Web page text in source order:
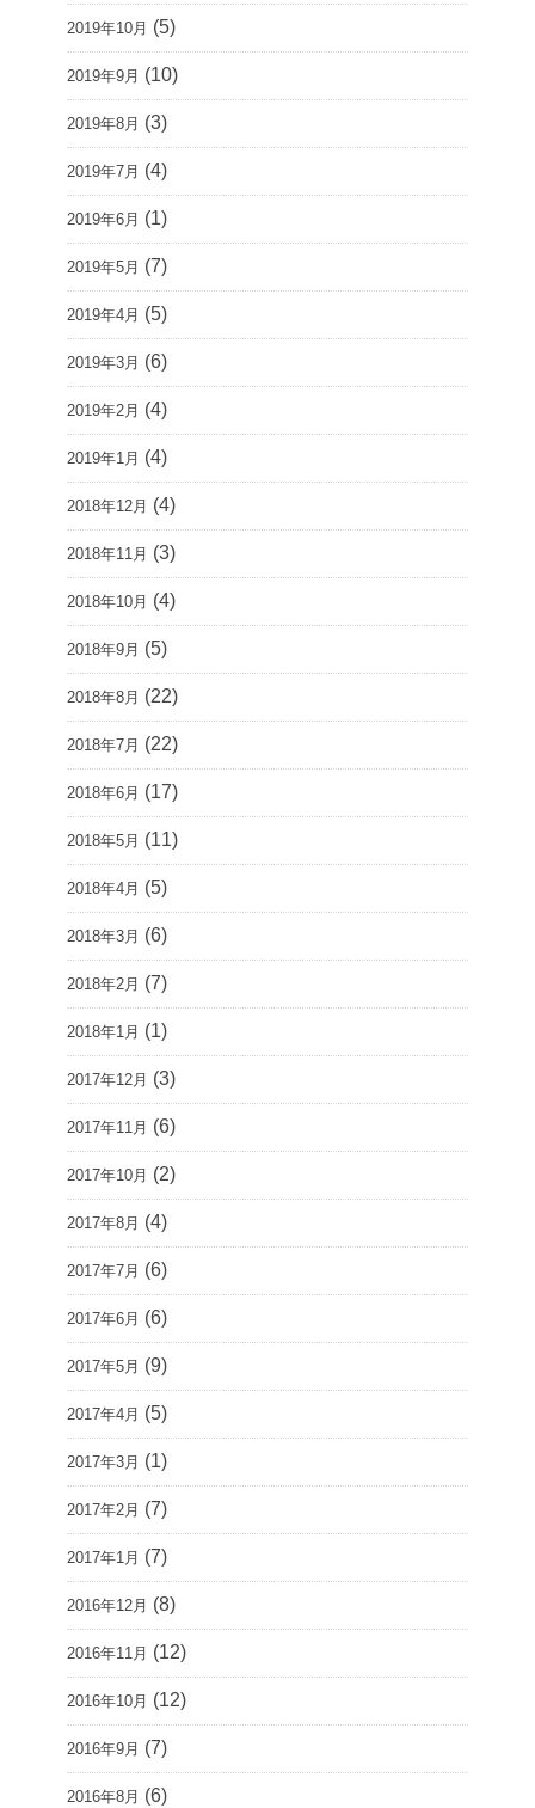
2019年10月 (5)
2019年9月 (10)
2019年8月 (3)
2019年7月 (4)
2019年6月 (1)
2019年5月 (7)
2019年4月 (5)
2019年3月 (6)
2019年2月 (4)
2019年1月 (4)
2018年12月 (4)
2018年11月 (3)
2018年10月 (4)
2018年9月 (5)
2018年8月 (22)
2018年7月 (22)
2018年6月 (17)
2018年5月 (11)
2018年4月 (5)
2018年3月 (6)
2018年2月 (7)
2018年1月 (1)
2017年12月 (3)
2017年11月 (6)
2017年10月 (2)
2017年8月 (4)
2017年7月 (6)
2017年6月 (6)
2017年5月 (9)
2017年4月 (5)
2017年3月 (1)
2017年2月 (7)
2017年1月 (7)
2016年12月 (8)
2016年11月 (12)
2016年10月 (12)
2016年9月 (7)
2016年8月 (6)